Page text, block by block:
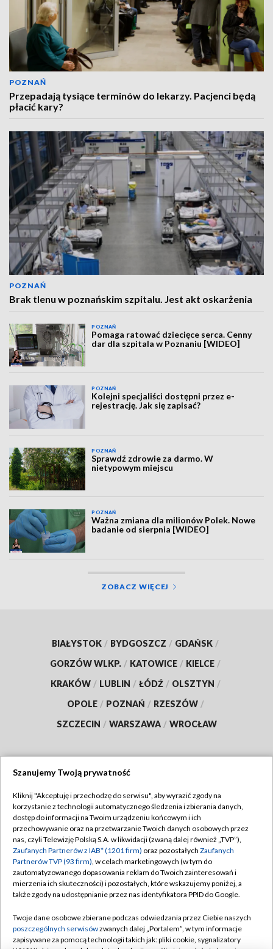
POZNAŃ
Przepadają tysiące terminów do lekarzy. Pacjenci będą
płacić kary?
POZNAŃ
Brak tlenu w poznańskim szpitalu. Jest akt oskarżenia
POZNAŃ
Pomaga ratować dziecięce serca. Cenny
dar dla szpitala w Poznaniu [WIDEO]
POZNAŃ
Kolejni specjaliści dostępni przez e-
rejestrację. Jak się zapisać?
POZNAŃ
Sprawdź zdrowie za darmo. W
nietypowym miejscu
POZNAŃ
Ważna zmiana dla milionów Polek. Nowe
badanie od sierpnia [WIDEO]
ZOBACZ WIĘCEJ
BIAŁYSTOK / BYDGOSZCZ / GDAŃSK /
GORZÓW WLKP. / KATOWICE / KIELCE /
KRAKÓW / LUBLIN / ŁÓDŹ / OLSZTYN /
OPOLE / POZNAŃ / RZESZÓW /
SZCZECIN / WARSZAWA / WROCŁAW
TVP
Abonament TVP
Emisja w TVP
Centrum informacji TVP
Naziemna Telewizja Cyfrowa
Rada Programowa
System NOS
Regulamin TVP
Polityka prywatności
Moje zgody
Pomoc
Kontakt
Szanujemy Twoją prywatność
Kliknij "Akceptuję i przechodzę do serwisu", aby wyrazić zgody na
korzystanie z technologii automatycznego śledzenia i zbierania danych,
dostęp do informacji na Twoim urządzeniu końcowym i ich
przechowywanie oraz na przetwarzanie Twoich danych osobowych przez
nas, czyli Telewizję Polską S.A. w likwidacji (zwaną dalej również „TVP”),
Zaufanych Partnerów z IAB* (1201 firm) oraz pozostałych Zaufanych
Partnerów TVP (93 firm), w celach marketingowych (w tym do
zautomatyzowanego dopasowania reklam do Twoich zainteresowań i
mierzenia ich skuteczności) i pozostałych, które wskazujemy poniżej, a
także zgody na udostępnianie przez nas identyfikatora PPID do Google.
Twoje dane osobowe zbierane podczas odwiedzania przez Ciebie naszych
poszczególnych serwisówzwanych dalej „Portalem”, w tym informacje
zapisywane za pomocą technologii takich jak: pliki cookie, sygnalizatory